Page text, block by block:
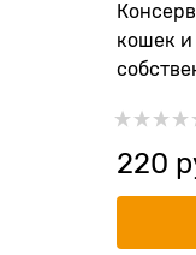
кошек и
220